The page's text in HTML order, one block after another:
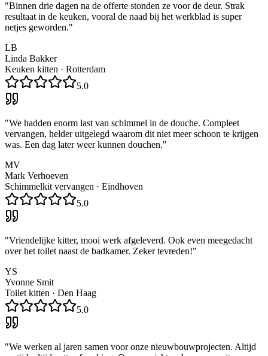
"Binnen drie dagen na de offerte stonden ze voor de deur. Strak
resultaat in de keuken, vooral de naad bij het werkblad is super
netjes geworden."
LB
Linda Bakker
Keuken kitten · Rotterdam
5.0
"We hadden enorm last van schimmel in de douche. Compleet
vervangen, helder uitgelegd waarom dit niet meer schoon te krijgen
was. Een dag later weer kunnen douchen."
MV
Mark Verhoeven
Schimmelkit vervangen · Eindhoven
5.0
"Vriendelijke kitter, mooi werk afgeleverd. Ook even meegedacht
over het toilet naast de badkamer. Zeker tevreden!"
YS
Yvonne Smit
Toilet kitten · Den Haag
5.0
"We werken al jaren samen voor onze nieuwbouwprojecten. Altijd